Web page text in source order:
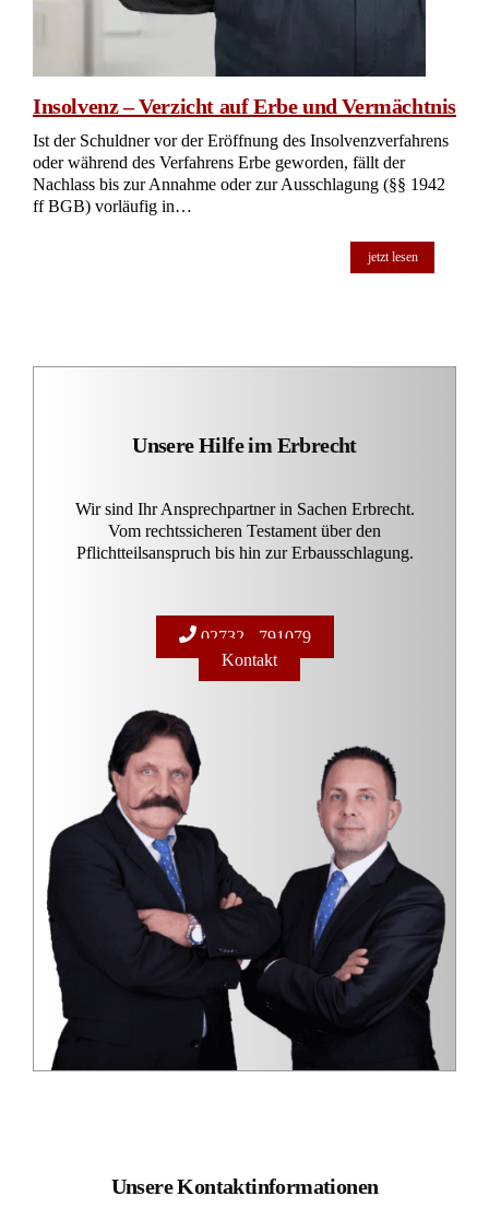
Insolvenz – Verzicht auf Erbe und Vermächtnis
Ist der Schuldner vor der Eröffnung des Insolvenzverfahrens
oder während des Verfahrens Erbe geworden, fällt der
Nachlass bis zur Annahme oder zur Ausschlagung (§§ 1942
ff BGB) vorläufig in…
jetzt lesen
Unsere Hilfe im Erbrecht
Wir sind Ihr Ansprechpartner in Sachen Erbrecht.
Vom rechtssicheren Testament über den
Pflichtteilsanspruch bis hin zur Erbausschlagung.
02732 - 791079
Kontakt
Unsere Kontaktinformationen